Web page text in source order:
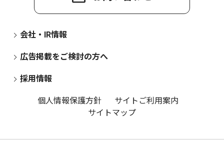
会社・IR情報
広告掲載をご検討の方へ
採用情報
個人情報保護方針
サイトご利用案内
サイトマップ